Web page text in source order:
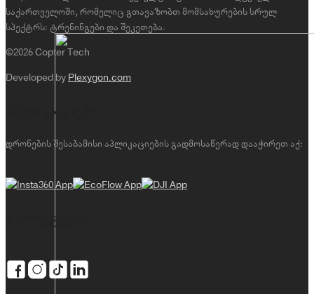
საქართველოში, რომელიც გთავაზობთ მომსახურების სრულ
სპექტრს: ტრენინგები და შეკეთება.
©2026 Copter Tech
Developed by Plexygon.com
აპლიკაციები
დრონების შესაბამისი აპლიკაციების გადმოსაწერად დააჭირეთ აქ:
გამოგვყევი